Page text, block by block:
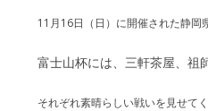
11月16日（日）に開催された静岡
富士山杯には、三軒茶屋、祖
それぞれ素晴らしい戦いを見せてく